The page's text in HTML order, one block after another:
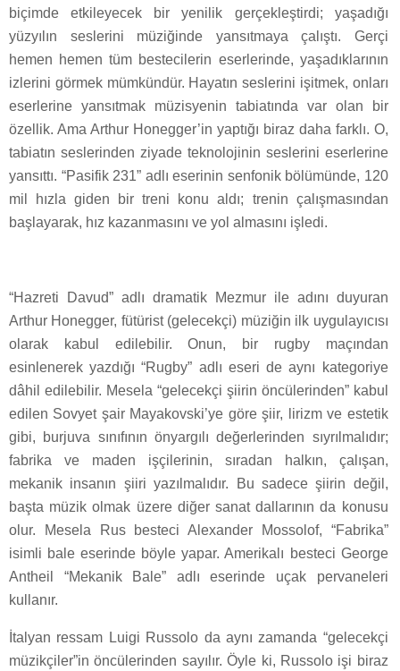
biçimde etkileyecek bir yenilik gerçekleştirdi; yaşadığı
yüzyılın seslerini müziğinde yansıtmaya çalıştı. Gerçi
hemen hemen tüm bestecilerin eserlerinde, yaşadıklarının
izlerini görmek mümkündür. Hayatın seslerini işitmek, onları
eserlerine yansıtmak müzisyenin tabiatında var olan bir
özellik. Ama Arthur Honegger’in yaptığı biraz daha farklı. O,
tabiatın seslerinden ziyade teknolojinin seslerini eserlerine
yansıttı. “Pasifik 231” adlı eserinin senfonik bölümünde, 120
mil hızla giden bir treni konu aldı; trenin çalışmasından
başlayarak, hız kazanmasını ve yol almasını işledi.
“Hazreti Davud” adlı dramatik Mezmur ile adını duyuran
Arthur Honegger, fütürist (gelecekçi) müziğin ilk uygulayıcısı
olarak kabul edilebilir. Onun, bir rugby maçından
esinlenerek yazdığı “Rugby” adlı eseri de aynı kategoriye
dâhil edilebilir. Mesela “gelecekçi şiirin öncülerinden” kabul
edilen Sovyet şair Mayakovski’ye göre şiir, lirizm ve estetik
gibi, burjuva sınıfının önyargılı değerlerinden sıyrılmalıdır;
fabrika ve maden işçilerinin, sıradan halkın, çalışan,
mekanik insanın şiiri yazılmalıdır. Bu sadece şiirin değil,
başta müzik olmak üzere diğer sanat dallarının da konusu
olur. Mesela Rus besteci Alexander Mossolof, “Fabrika”
isimli bale eserinde böyle yapar. Amerikalı besteci George
Antheil “Mekanik Bale” adlı eserinde uçak pervaneleri
kullanır.
İtalyan ressam Luigi Russolo da aynı zamanda “gelecekçi
müzikçiler”in öncülerinden sayılır. Öyle ki, Russolo işi biraz